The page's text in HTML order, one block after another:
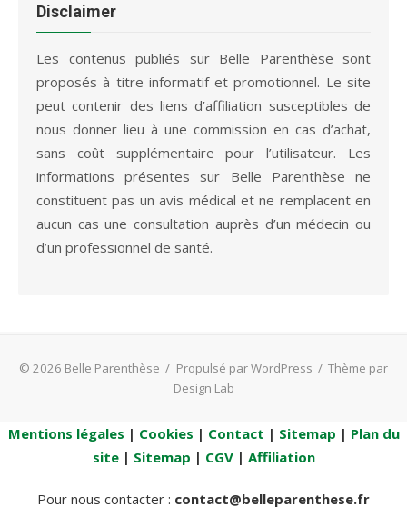
44,99 €.
Disclaimer
Les contenus publiés sur Belle Parenthèse sont
proposés à titre informatif et promotionnel. Le site
peut contenir des liens d’affiliation susceptibles de
nous donner lieu à une commission en cas d’achat,
sans coût supplémentaire pour l’utilisateur. Les
informations présentes sur Belle Parenthèse ne
constituent pas un avis médical et ne remplacent en
aucun cas une consultation auprès d’un médecin ou
d’un professionnel de santé.
© 2026 Belle Parenthèse / Propulsé par WordPress / Thème par
Design Lab
Mentions légales | Cookies | Contact | Sitemap | Plan du
site| Sitemap | CGV| Affiliation
Pour nous contacter : contact@belleparenthese.fr